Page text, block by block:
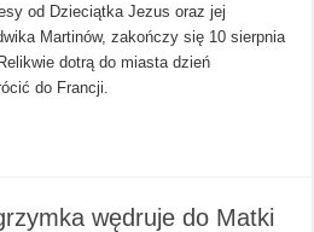
od Dzieciątka Jezus oraz jej
Martinów, zakończy się 10 sierpnia
dotrą do miasta dzień
do Francji.
wędruje do Matki